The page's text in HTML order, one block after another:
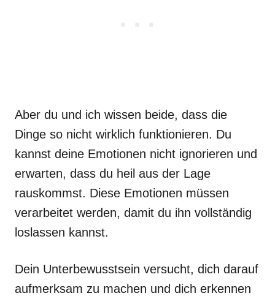
Aber du und ich wissen beide, dass die
Dinge so nicht wirklich funktionieren. Du
kannst deine Emotionen nicht ignorieren und
erwarten, dass du heil aus der Lage
rauskommst. Diese Emotionen müssen
verarbeitet werden, damit du ihn vollständig
loslassen kannst.
Dein Unterbewusstsein versucht, dich darauf
aufmerksam zu machen und dich erkennen